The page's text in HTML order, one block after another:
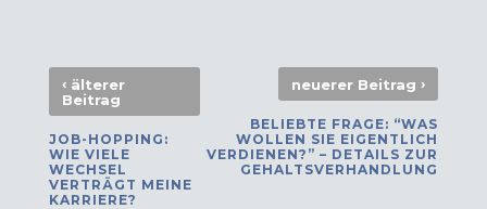
‹älterer
Beitrag
JOB-HOPPING:
WIE VIELE
WECHSEL
VERTRÄGT MEINE
KARRIERE?
neuerer Beitrag›
BELIEBTE FRAGE: “WAS
WOLLEN SIE EIGENTLICH
VERDIENEN?” – DETAILS ZUR
GEHALTSVERHANDLUNG